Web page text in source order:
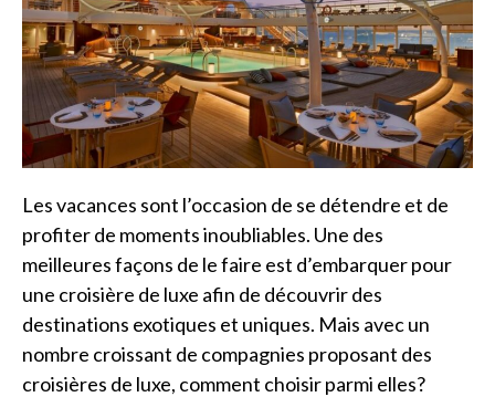
Les vacances sont l’occasion de se détendre et de
profiter de moments inoubliables. Une des
meilleures façons de le faire est d’embarquer pour
une croisière de luxe afin de découvrir des
destinations exotiques et uniques. Mais avec un
nombre croissant de compagnies proposant des
croisières de luxe, comment choisir parmi elles?